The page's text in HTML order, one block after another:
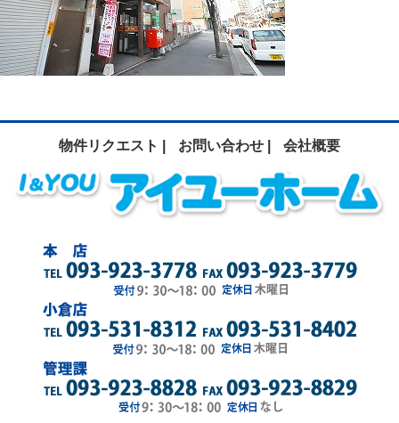
物件リクエスト | お問い合わせ | 会社概要